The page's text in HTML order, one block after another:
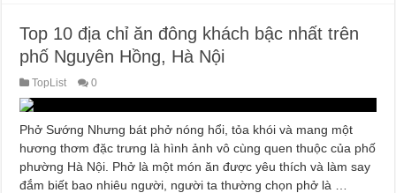
Top 10 địa chỉ ăn đông khách bậc nhất trên
phố Nguyên Hồng, Hà Nội
TopList 0
Phở Sướng Nhưng bát phở nóng hổi, tỏa khói và mang một
hương thơm đặc trưng là hình ảnh vô cùng quen thuộc của phố
phường Hà Nội. Phở là một món ăn được yêu thích và làm say
đắm biết bao nhiêu người, người ta thường chọn phở là …